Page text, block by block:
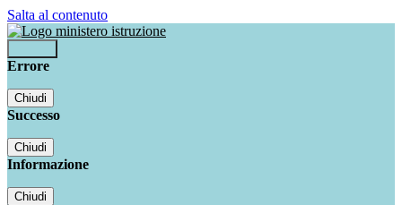
Salta al contenuto
Errore
Chiudi
Successo
Chiudi
Informazione
Chiudi